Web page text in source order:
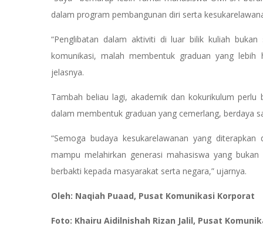
dalam program pembangunan diri serta
“Penglibatan dalam aktiviti di luar bilik kuliah
komunikasi, malah membentuk graduan yang lebih
jelasnya.
Tambah beliau lagi, akademik dan kokurikulum
dalam membentuk graduan yang cemerlang, berdaya
“Semoga budaya kesukarelawanan yang
mampu melahirkan generasi mahasiswa yang
berbakti kepada masyarakat serta negara,” ujarnya.
Oleh: Naqiah Puaad, Pusat Komunikasi Korporat
Foto: Khairu Aidilnishah Rizan Jalil, Pusat